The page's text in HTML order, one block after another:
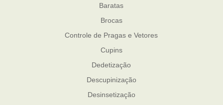
Baratas
Brocas
Controle de Pragas e Vetores
Cupins
Dedetização
Descupinização
Desinsetização